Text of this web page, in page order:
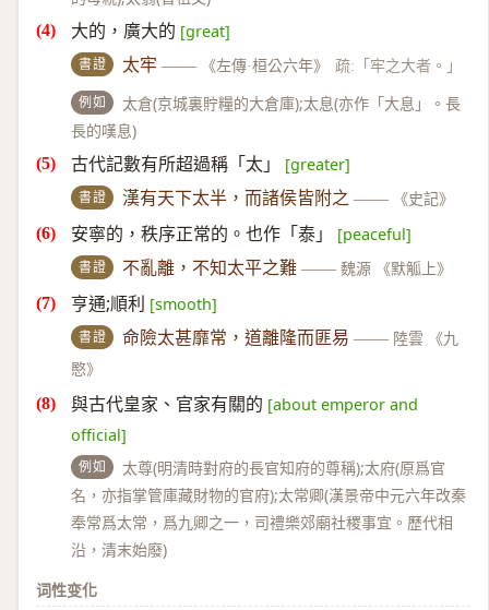
大的，廣大的 [great]
書證 太牢 —— 《左傳·桓公六年》 疏:「牢之大者。」
例如
太倉(京城裏貯糧的大倉庫);太息(亦作「大息」。長
長的嘆息)
古代記數有所超過稱「太」 [greater]
書證 漢有天下太半，而諸侯皆附之 —— 《史記》
安寧的，秩序正常的。也作「泰」 [peaceful]
書證 不亂離，不知太平之難 —— 魏源 《默觚上》
亨通;順利 [smooth]
書證 命險太甚靡常，道離隆而匪易 —— 陸雲 《九
愍》
與古代皇家、官家有關的 [about emperor and
official]
例如
太尊(明清時對府的長官知府的尊稱);太府(原爲官
名，亦指掌管庫藏財物的官府);太常卿(漢景帝中元六年改秦
奉常爲太常，爲九卿之一，司禮樂郊廟社稷事宜。歷代相
沿，清末始廢)
词性变化